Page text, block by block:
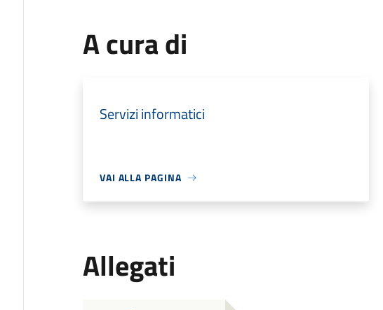
A cura di
Servizi informatici
VAI ALLA PAGINA
Allegati